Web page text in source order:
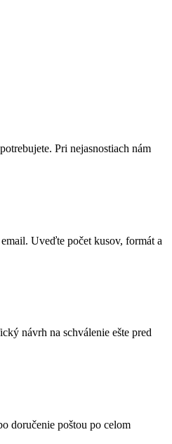
Pri nejasnostiach nám
Uveďte počet kusov, formát a
návrh na schválenie ešte pred
doručenie poštou po celom